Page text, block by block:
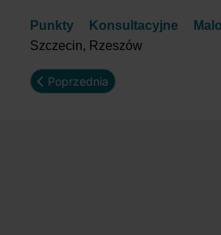
Punkty Konsultacyjne
Szczecin, Rzeszów
Poprzednia strona: Metamorfoza
Poprzednia